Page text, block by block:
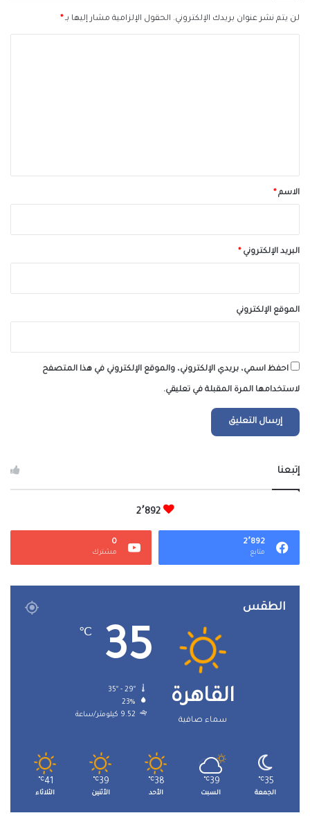
لن يتم نشر عنوان بريدك الإلكتروني. الحقول الإلزامية مشار إليها بـ*
*الاسم*
البريد الإلكتروني*
الموقع الإلكتروني
احفظ اسمي، بريدي الإلكتروني، والموقع الإلكتروني في هذا المتصفح
لاستخدامها المرة المقبلة في تعليقي.
إتبعنا
2٬892
2٬892
متابع
0
مشترك
الطقس
القاهرة
سماء صافية
35
℃
23%
9.52 كيلومتر/ساعة
35
℃
الجمعة
39
℃
السبت
38
℃
الأحد
39
℃
الأثنين
41
℃
الثلاثاء